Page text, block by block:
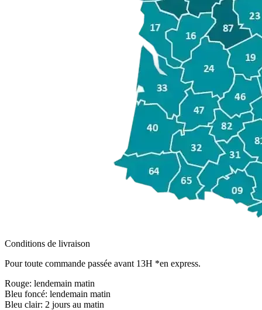
Conditions de livraison
Pour toute commande passée avant 13H *en express.
Rouge: lendemain matin
Bleu foncé: lendemain matin
Bleu clair: 2 jours au matin